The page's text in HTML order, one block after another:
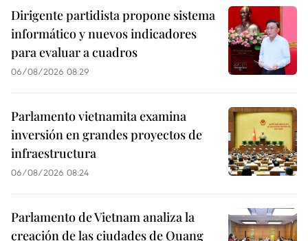
Dirigente partidista propone sistema
informático y nuevos indicadores
para evaluar a cuadros
06/08/2026 08:29
Parlamento vietnamita examina
inversión en grandes proyectos de
infraestructura
06/08/2026 08:24
Parlamento de Vietnam analiza la
creación de las ciudades de Quang